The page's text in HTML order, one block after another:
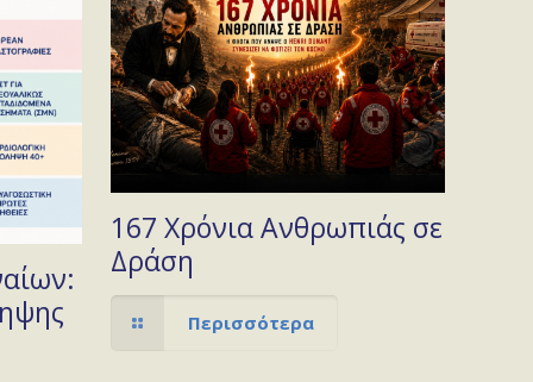
167 Χρόνια Ανθρωπιάς σε
Δράση
Περισσότερα